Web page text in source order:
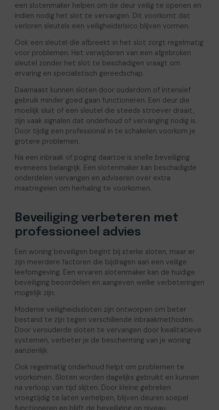
een slotenmaker helpen om de deur veilig te openen en
indien nodig het slot te vervangen. Dit voorkomt dat
verloren sleutels een veiligheidsrisico blijven vormen.
Ook een sleutel die afbreekt in het slot zorgt regelmatig
voor problemen. Het verwijderen van een afgebroken
sleutel zonder het slot te beschadigen vraagt om
ervaring en specialistisch gereedschap.
Daarnaast kunnen sloten door ouderdom of intensief
gebruik minder goed gaan functioneren. Een deur die
moeilijk sluit of een sleutel die steeds stroever draait,
zijn vaak signalen dat onderhoud of vervanging nodig is.
Door tijdig een professional in te schakelen voorkom je
grotere problemen.
Na een inbraak of poging daartoe is snelle beveiliging
eveneens belangrijk. Een slotenmaker kan beschadigde
onderdelen vervangen en adviseren over extra
maatregelen om herhaling te voorkomen.
Beveiliging verbeteren met
professioneel advies
Een woning beveiligen begint bij sterke sloten, maar er
zijn meerdere factoren die bijdragen aan een veilige
leefomgeving. Een ervaren slotenmaker kan de huidige
beveiliging beoordelen en aangeven welke verbeteringen
mogelijk zijn.
Moderne veiligheidssloten zijn ontworpen om beter
bestand te zijn tegen verschillende inbraakmethoden.
Door verouderde sloten te vervangen door kwalitatieve
systemen, verbeter je de bescherming van je woning
aanzienlijk.
Ook regelmatig onderhoud helpt om problemen te
voorkomen. Sloten worden dagelijks gebruikt en kunnen
na verloop van tijd slijten. Door kleine gebreken
vroegtijdig te laten verhelpen, blijven deuren soepel
functioneren en blijft de beveiliging op niveau.